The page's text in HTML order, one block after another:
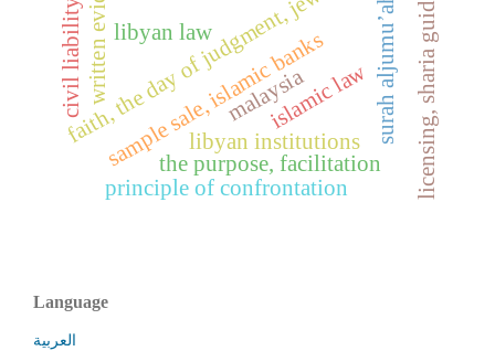
sample sale, islamic banks
malaysia licensing, sharia guidelines
libyan institutions
the purpose, facilitation
islamic law
principle of confrontation
civil liability libyan law surah aljumu’ah
Language
العربية